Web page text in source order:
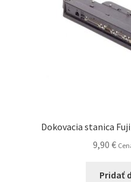
Dokovacia stanica
9,90 €
Pridať